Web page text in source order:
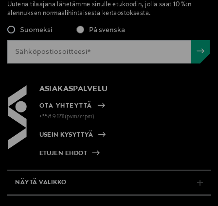
Uutena tilaajana lähetämme sinulle etukoodin, jolla saat 10 %:n
alennuksen normaalihintaisesta kertaostoksesta.
Suomeksi På svenska
ASIAKASPALVELU
OTA YHTEYTTÄ
+358 9 1211(pvm/mpm)
USEIN KYSYTTYÄ
ETUJEN EHDOT
NÄYTÄ VALIKKO